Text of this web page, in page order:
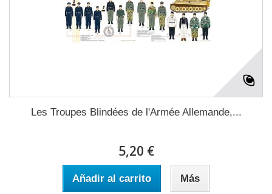
Les Troupes Blindées de l'Armée Allemande,...
5,20 €
Añadir al carrito Más